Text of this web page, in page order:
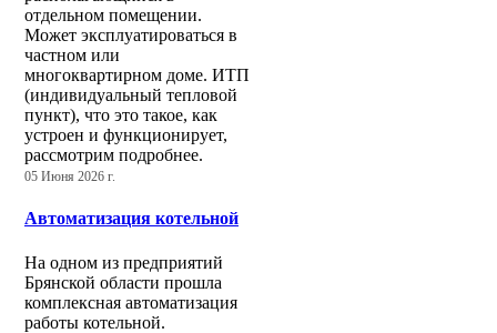
отдельном помещении.
Может эксплуатироваться в
частном или
многоквартирном доме. ИТП
(индивидуальный тепловой
пункт), что это такое, как
устроен и функционирует,
рассмотрим подробнее.
05 Июня 2026 г.
Автоматизация котельной
На одном из предприятий
Брянской области прошла
комплексная автоматизация
работы котельной.